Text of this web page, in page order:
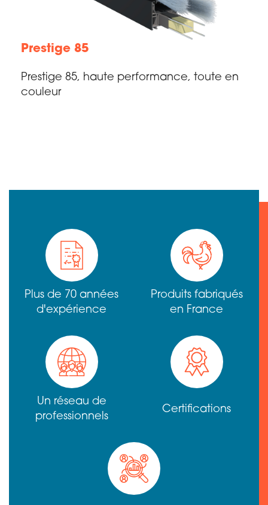
Prestige 85
Prestige 85, haute performance, toute en
couleur
Plus de 70 années
d'expérience
Produits fabriqués
en France
Un réseau de
professionnels
Certifications